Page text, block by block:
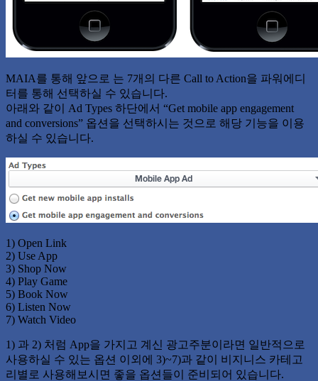
MAIA를 통해 앞으로 는 7개의 다른 Call to Action을 파워에디
터를 통해 선택하실 수 있습니다.
아래와 같이 Ad Types 하단에서 “Get mobile app engagement
and conversions” 옵션을 선택하시는 것으로 해당 기능을 이용
하실 수 있습니다.
1) Open Link
2) Use App
3) Shop Now
4) Play Game
5) Book Now
6) Listen Now
7) Watch Video
1) 과 2) 처럼 App을 가지고 계신 광고주분이라면 일반적으로
사용하실 수 있는 옵션 이외에 3)~7)과 같이 비지니스 카테고
리별로 사용해보시면 좋을 옵션들이 준비되어 있습니다.